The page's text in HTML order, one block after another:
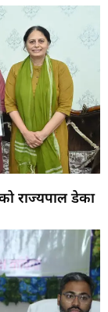
राज्यपाल डेका